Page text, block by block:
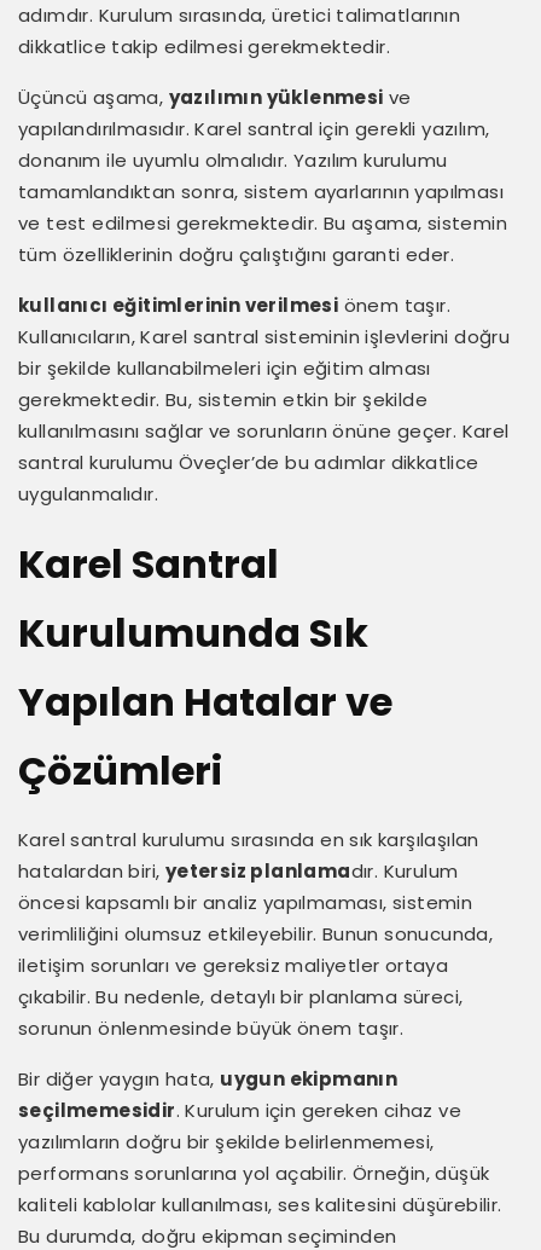
adımdır. Kurulum sırasında, üretici talimatlarının
dikkatlice takip edilmesi gerekmektedir.
Üçüncü aşama, yazılımın yüklenmesi ve
yapılandırılmasıdır. Karel santral için gerekli yazılım,
donanım ile uyumlu olmalıdır. Yazılım kurulumu
tamamlandıktan sonra, sistem ayarlarının yapılması
ve test edilmesi gerekmektedir. Bu aşama, sistemin
tüm özelliklerinin doğru çalıştığını garanti eder.
kullanıcı eğitimlerinin verilmesi önem taşır.
Kullanıcıların, Karel santral sisteminin işlevlerini doğru
bir şekilde kullanabilmeleri için eğitim alması
gerekmektedir. Bu, sistemin etkin bir şekilde
kullanılmasını sağlar ve sorunların önüne geçer. Karel
santral kurulumu Öveçler’de bu adımlar dikkatlice
uygulanmalıdır.
Karel Santral
Kurulumunda Sık
Yapılan Hatalar ve
Çözümleri
Karel santral kurulumu sırasında en sık karşılaşılan
hatalardan biri, yetersiz planlamadır. Kurulum
öncesi kapsamlı bir analiz yapılmaması, sistemin
verimliliğini olumsuz etkileyebilir. Bunun sonucunda,
iletişim sorunları ve gereksiz maliyetler ortaya
çıkabilir. Bu nedenle, detaylı bir planlama süreci,
sorunun önlenmesinde büyük önem taşır.
Bir diğer yaygın hata, uygun ekipmanın
seçilmemesidir. Kurulum için gereken cihaz ve
yazılımların doğru bir şekilde belirlenmemesi,
performans sorunlarına yol açabilir. Örneğin, düşük
kaliteli kablolar kullanılması, ses kalitesini düşürebilir.
Bu durumda, doğru ekipman seçiminden